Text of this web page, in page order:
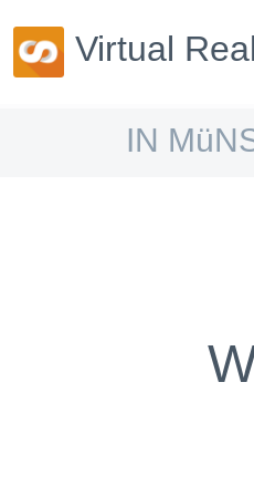
Virtual
IN